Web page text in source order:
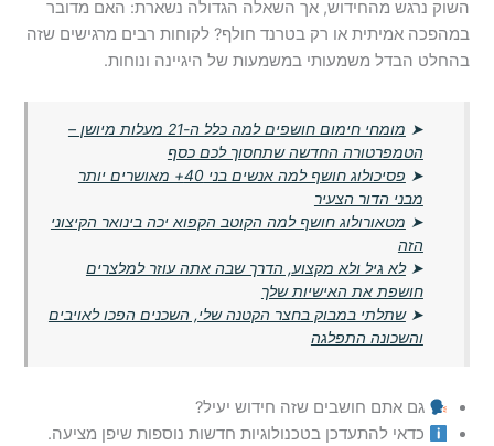
השוק נרגש מהחידוש, אך השאלה הגדולה נשארת: האם מדובר
במהפכה אמיתית או רק בטרנד חולף? לקוחות רבים מרגישים שזה
בהחלט הבדל משמעותי במשמעות של היגיינה ונוחות.
➤
מומחי חימום חושפים למה כלל ה-21 מעלות מיושן –
הטמפרטורה החדשה שתחסוך לכם כסף
➤
פסיכולוג חושף למה אנשים בני 40+ מאושרים יותר
מבני הדור הצעיר
➤ מטאורולוג חושף למה הקוטב הקפוא יכה בינואר הקיצוני
הזה
➤לא גיל ולא מקצוע, הדרך שבה אתה עוזר למלצרים
חושפת את האישיות שלך
➤שתלתי במבוק בחצר הקטנה שלי, השכנים הפכו לאויבים
והשכונה התפלגה
גם אתם חושבים שזה חידוש יעיל?
כדאי להתעדכן בטכנולוגיות חדשות נוספות שיפן מציעה.